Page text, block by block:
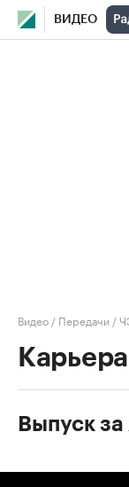
ВИДЕО
Видео / Передачи /
Выпуск